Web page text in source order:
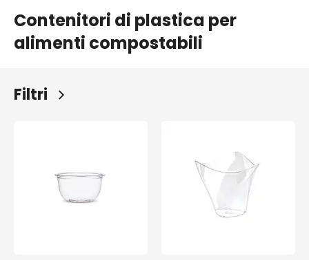
Contenitori di plastica per
alimenti compostabili
Filtri